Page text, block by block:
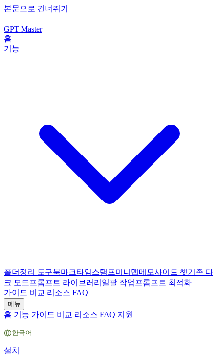
본문으로 건너뛰기
GPT Master
홈
기능
폴더 정리 도구북마크타임스탬프미니맵메모사이드 챗기존 다
크 모드 프롬프트 라이브러리 일괄 작업 프롬프트 최적화
가이드 비교 리소스 FAQ
메뉴
홈 기능 가이드 비교 리소스 FAQ 지원
한국어
설치